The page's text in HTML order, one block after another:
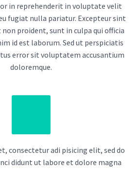
in reprehenderit in voluptate velit
fugiat nulla pariatur. Excepteur sint
proident, sunt in culpa qui officia
id est laborum. Sed ut perspiciatis
error sit voluptatem accusantium
doloremque.
consectetur adi pisicing elit, sed do
didunt ut labore et dolore magna